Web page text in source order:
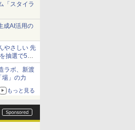
「スタイラ
成AI活用の
やさしい 先
抽選で5名
年8月12
ラボ、新渡
場」の力
もっと見る